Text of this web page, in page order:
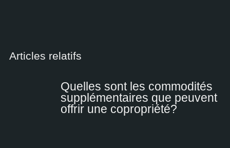
Articles relatifs
Quelles sont les commodités
supplémentaires que peuvent
offrir une copropriété?